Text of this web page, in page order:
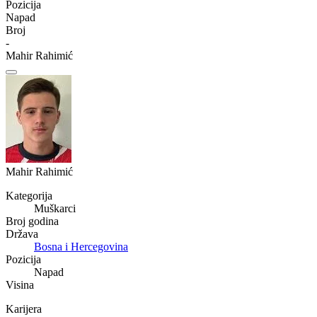
Pozicija
Napad
Broj
-
Mahir Rahimić
Mahir Rahimić
Kategorija
Muškarci
Broj godina
Država
Bosna i Hercegovina
Pozicija
Napad
Visina
Karijera